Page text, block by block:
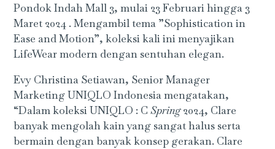
Pondok Indah Mall 3, mulai 23 Februari hingga 3
Maret 2024 . Mengambil tema ”Sophistication in
Ease and Motion”, koleksi kali ini menyajikan
LifeWear modern dengan sentuhan elegan.
Evy Christina Setiawan, Senior Manager
Marketing UNIQLO Indonesia mengatakan,
“Dalam koleksi UNIQLO : CSpring2024, Clare
banyak mengolah kain yang sangat halus serta
bermain dengan banyak konsep gerakan. Clare